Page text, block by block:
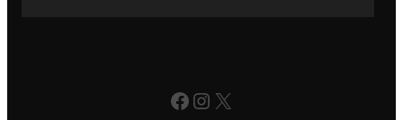
Facebook
Instagram
X